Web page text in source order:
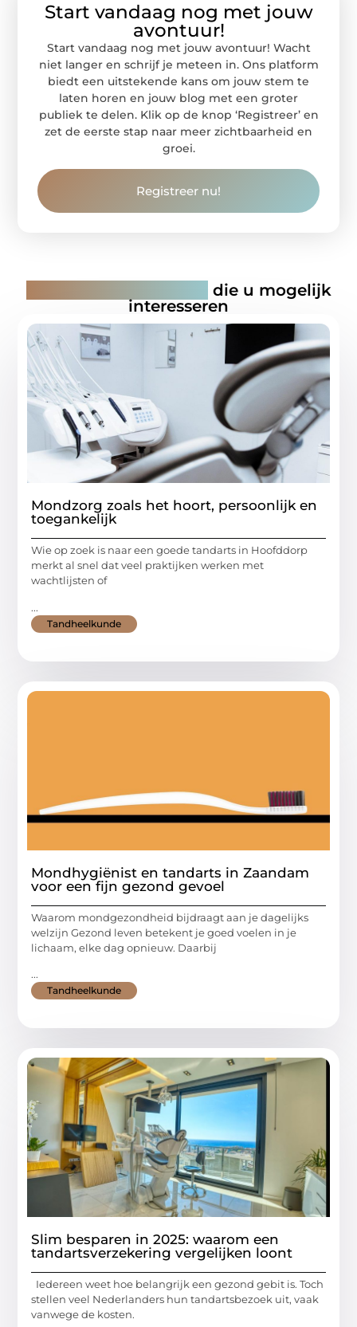
Start vandaag nog met jouw
avontuur!
Start vandaag nog met jouw avontuur! Wacht
niet langer en schrijf je meteen in. Ons platform
biedt een uitstekende kans om jouw stem te
laten horen en jouw blog met een groter
publiek te delen. Klik op de knop ‘Registreer’ en
zet de eerste stap naar meer zichtbaarheid en
groei.
Registreer nu!
die u mogelijk
interesseren
Mondzorg zoals het hoort, persoonlijk en
toegankelijk
Wie op zoek is naar een goede tandarts in Hoofddorp
merkt al snel dat veel praktijken werken met
wachtlijsten of
...
Tandheelkunde
Mondhygiënist en tandarts in Zaandam
voor een fijn gezond gevoel
Waarom mondgezondheid bijdraagt aan je dagelijks
welzijn Gezond leven betekent je goed voelen in je
lichaam, elke dag opnieuw. Daarbij
...
Tandheelkunde
Slim besparen in 2025: waarom een
tandartsverzekering vergelijken loont
Iedereen weet hoe belangrijk een gezond gebit is. Toch
stellen veel Nederlanders hun tandartsbezoek uit, vaak
vanwege de kosten.